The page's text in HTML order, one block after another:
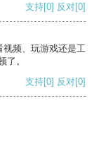
支持[0] 反对[0]
视频、玩游戏还是工
了。
支持[0] 反对[0]